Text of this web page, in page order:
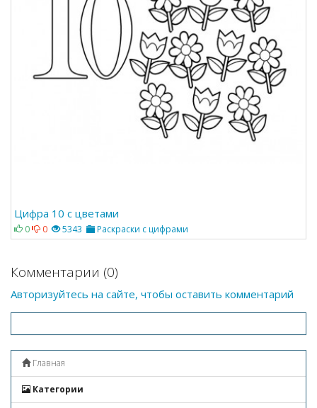
Цифра 10 с цветами
0 0 5343 Раскраски с цифрами
Комментарии (0)
Авторизуйтесь на сайте, чтобы оставить комментарий
Главная
Категории